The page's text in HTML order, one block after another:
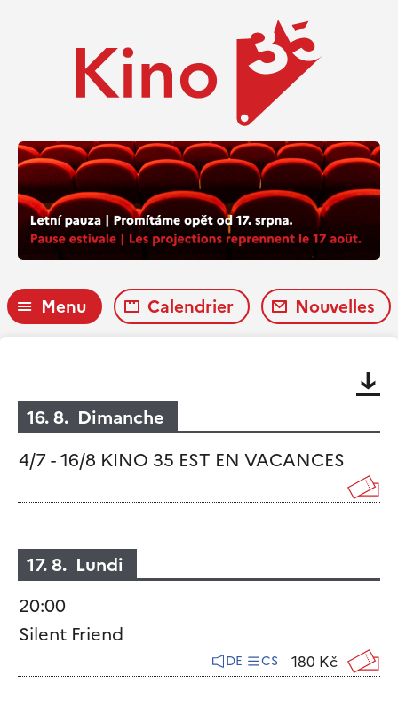
Menu Calendrier Nouvelles
16. 8. Dimanche
4/7 - 16/8 KINO 35 EST EN VACANCES
17. 8. Lundi
20:00
Silent Friend
DE CS 180 Kč